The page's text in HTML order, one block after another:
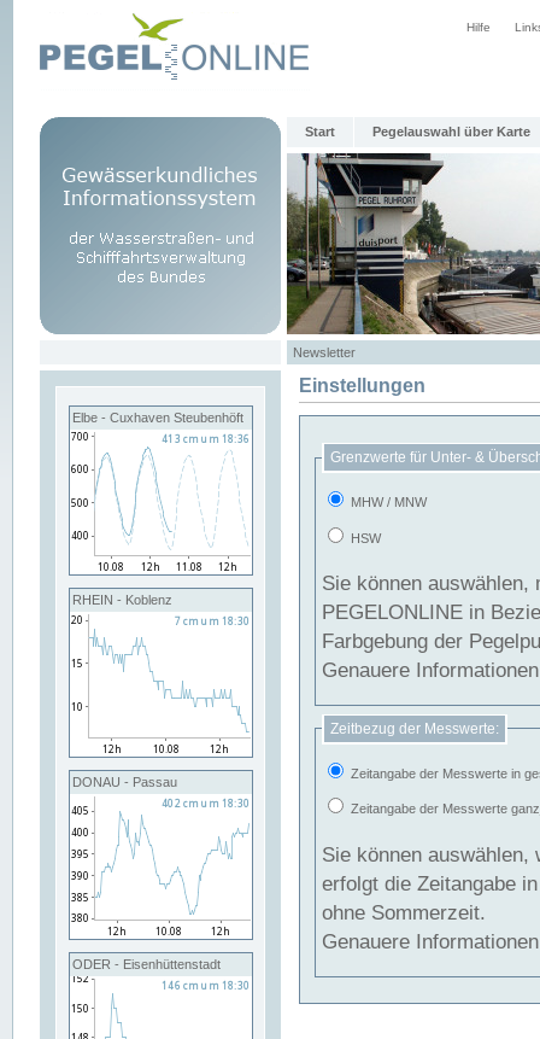
Hilfe
Start Pegelauswahl über Karte
Newsletter
Elbe - Cuxhaven Steubenhöft
RHEIN - Koblenz
DONAU - Passau
ODER - Eisenhüttenstadt
Einstellungen
Grenzwerte für Unter- &
MHW / MNW
HSW
Sie können
PEGELONLINE in Beziehung
Farbgebung der
Genauere
Zeitbezug der Messwerte:
Zeitangabe der Messwerte in
Zeitangabe der Messwerte
Sie können auswählen,
erfolgt die Zeitangabe
ohne Sommerzeit.
Genauere